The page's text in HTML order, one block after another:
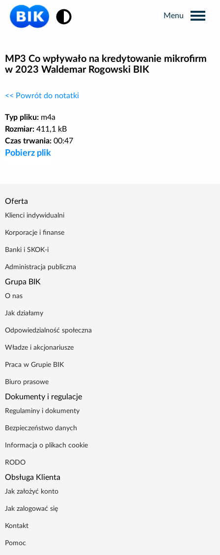
Analizy rynkowe
Publikacje BIK
Kontakt dla mediów
Poradnik BIK
Załóż konto
MP3 Co wpływało na kredytowanie mikrofirm
w 2023 Waldemar Rogowski BIK
<< Powrót do notatki
Typ pliku: m4a
Rozmiar: 411,1 kB
Czas trwania: 00:47
Pobierz plik
Oferta
Klienci indywidualni
Korporacje i finanse
Banki i SKOK-i
Administracja publiczna
Grupa BIK
O nas
Jak działamy
Odpowiedzialność społeczna
Władze i akcjonariusze
Praca w Grupie BIK
Biuro prasowe
Dokumenty i regulacje
Regulaminy i dokumenty
Bezpieczeństwo danych
Informacja o plikach cookie
RODO
Obsługa Klienta
Jak założyć konto
Jak zalogować się
Kontakt
Pomoc